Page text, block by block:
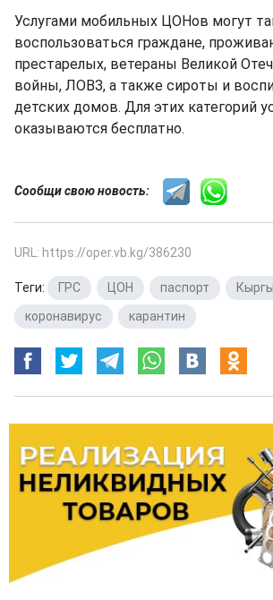
Услугами мобильных ЦОНов могут
воспользоваться граждане,
престарелых, ветераны Великой
войны, ЛОВЗ, а также сироты и
детских домов. Для этих категорий
оказываются бесплатно.
Сообщи свою новость:
URL: https://oper.vb.kg/386230
Теги: ГРС ЦОН паспорт
коронавирус
карантин